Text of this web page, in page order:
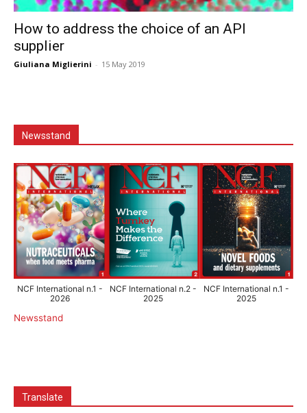
How to address the choice of an API
supplier
Giuliana Miglierini - 15 May 2019
Newsstand
NCF International n.1 -
2026
NCF International n.2 -
2025
NCF International n.1 -
2025
Newsstand
Translate